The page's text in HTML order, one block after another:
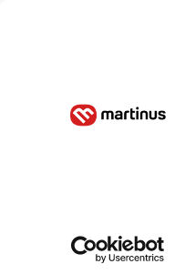
O nás
Zelený Martinus
Nerobíme rozdiely